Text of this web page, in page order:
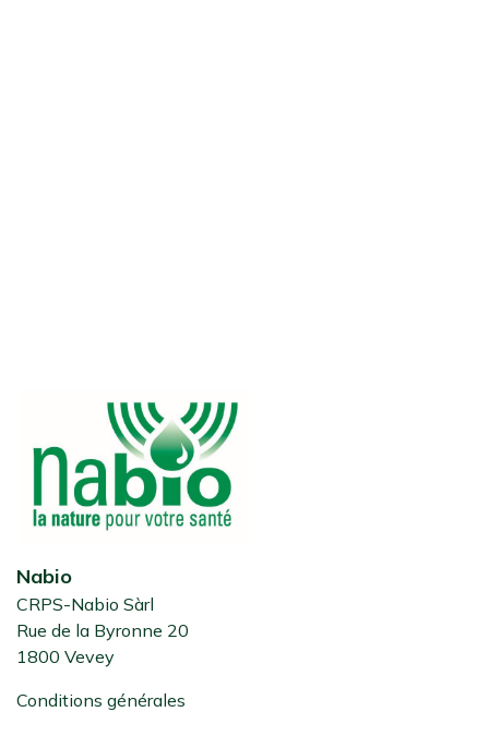
Nabio
CRPS-Nabio Sàrl
Rue de la Byronne 20
1800 Vevey
Conditions générales